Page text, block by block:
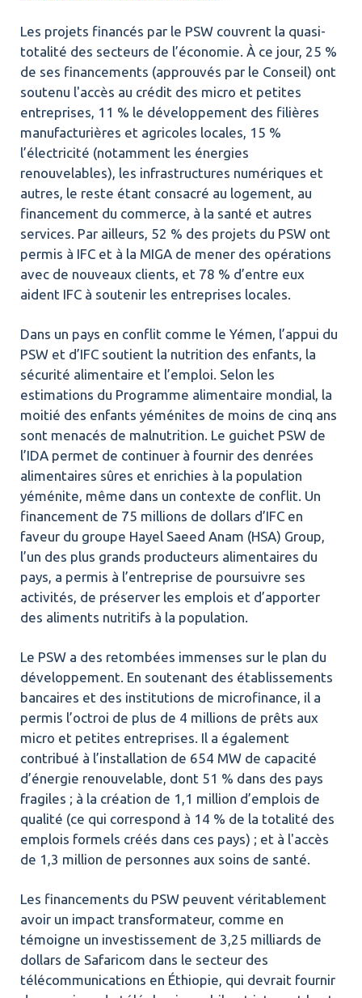
Les projets financés par le PSW couvrent la quasi-
totalité des secteurs de l’économie. À ce jour, 25 %
de ses financements (approuvés par le Conseil) ont
soutenu l'accès au crédit des micro et petites
entreprises, 11 % le développement des filières
manufacturières et agricoles locales, 15 %
l’électricité (notamment les énergies
renouvelables), les infrastructures numériques et
autres, le reste étant consacré au logement, au
financement du commerce, à la santé et autres
services. Par ailleurs, 52 % des projets du PSW ont
permis à IFC et à la MIGA de mener des opérations
avec de nouveaux clients, et 78 % d’entre eux
aident IFC à soutenir les entreprises locales.
Dans un pays en conflit comme le Yémen, l’appui du
PSW et d’IFC soutient la nutrition des enfants, la
sécurité alimentaire et l’emploi. Selon les
estimations du Programme alimentaire mondial, la
moitié des enfants yéménites de moins de cinq ans
sont menacés de malnutrition. Le guichet PSW de
l’IDA permet de continuer à fournir des denrées
alimentaires sûres et enrichies à la population
yéménite, même dans un contexte de conflit. Un
financement de 75 millions de dollars d’IFC en
faveur du groupe Hayel Saeed Anam (HSA) Group,
l’un des plus grands producteurs alimentaires du
pays, a permis à l’entreprise de poursuivre ses
activités, de préserver les emplois et d’apporter
des aliments nutritifs à la population.
Le PSW a des retombées immenses sur le plan du
développement. En soutenant des établissements
bancaires et des institutions de microfinance, il a
permis l’octroi de plus de 4 millions de prêts aux
micro et petites entreprises. Il a également
contribué à l’installation de 654 MW de capacité
d’énergie renouvelable, dont 51 % dans des pays
fragiles ; à la création de 1,1 million d’emplois de
qualité (ce qui correspond à 14 % de la totalité des
emplois formels créés dans ces pays) ; et à l'accès
de 1,3 million de personnes aux soins de santé.
Les financements du PSW peuvent véritablement
avoir un impact transformateur, comme en
témoigne un investissement de 3,25 milliards de
dollars de Safaricom dans le secteur des
télécommunications en Éthiopie, qui devrait fournir